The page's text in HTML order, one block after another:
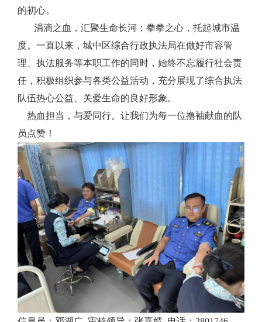
的初心。
涓滴之血，汇聚生命长河；拳拳之心，托起城市温
度。一直以来，城中区综合行政执法局在做好市容管
理、执法服务等本职工作的同时，始终不忘履行社会责
任，积极组织参与各类公益活动，充分展现了综合执法
队伍热心公益、关爱生命的良好形象。
热血担当，与爱同行。让我们为每一位撸袖献血的队
员点赞！